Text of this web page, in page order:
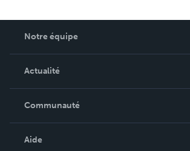
Notre équipe
Qui sommes-nous ?
Actualité
Dans l'actualité
Communauté
Blog
Aide